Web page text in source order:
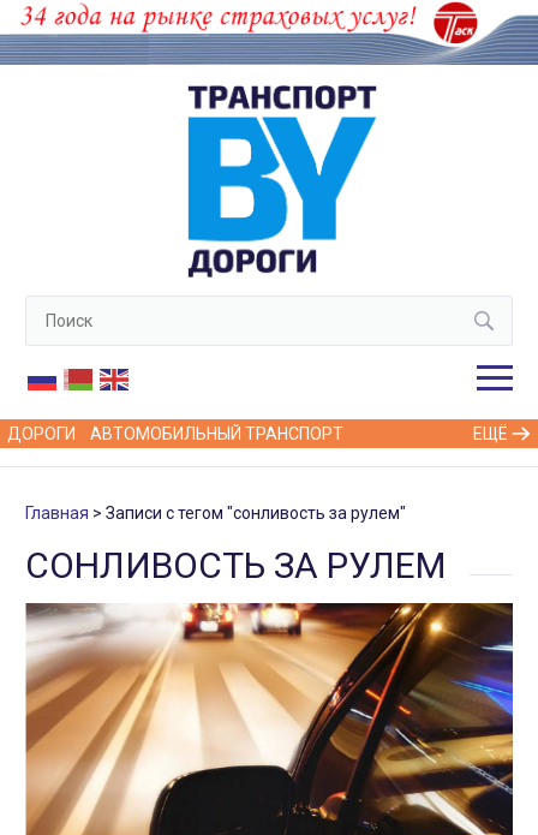
ДОРОГИ АВТОМОБИЛЬНЫЙ ТРАНСПОРТ ЕЩЁ
Главная Записи с тегом "сонливость за рулем"
СОНЛИВОСТЬ ЗА РУЛЕМ